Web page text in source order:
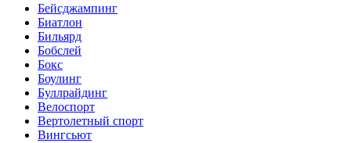
Бейсджампинг
Биатлон
Бильярд
Бобслей
Бокс
Боулинг
Буллрайдинг
Велоспорт
Вертолетный спорт
Вингсьют